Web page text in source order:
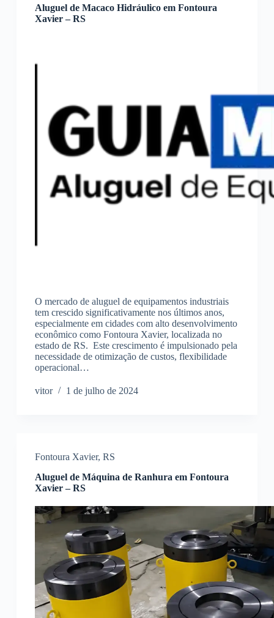
Aluguel de Macaco Hidráulico em Fontoura
Xavier – RS
O mercado de aluguel de equipamentos industriais
tem crescido significativamente nos últimos anos,
especialmente em cidades com alto desenvolvimento
econômico como Fontoura Xavier, localizada no
estado de RS. Este crescimento é impulsionado pela
necessidade de otimização de custos, flexibilidade
operacional…
vitor 1 de julho de 2024
Fontoura Xavier, RS
Aluguel de Máquina de Ranhura em Fontoura
Xavier – RS